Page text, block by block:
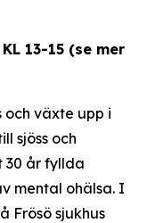
13-15 (se mer
och växte upp i
sjöss och
30 år fyllda
mental ohälsa. I
Frösö sjukhus